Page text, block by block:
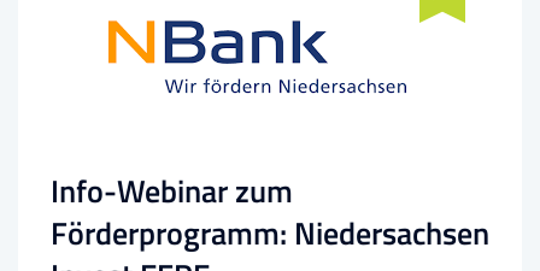
Info-Webinar zum
Förderprogramm: Niedersachsen